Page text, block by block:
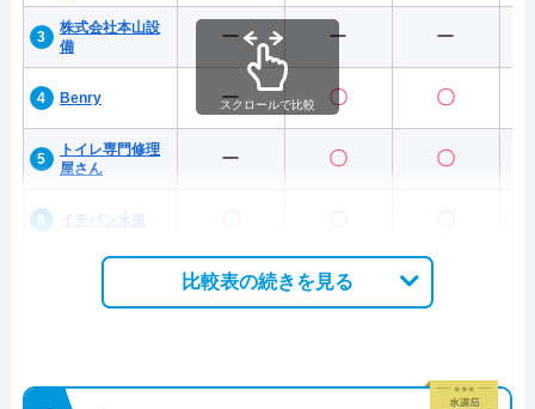
株式会社本山設
備
ー ー ー
Benry ー 〇 〇
トイレ専門修理
屋さん
ー 〇 〇
イチバン水道
スクロールで比較
比較表の続きを見る